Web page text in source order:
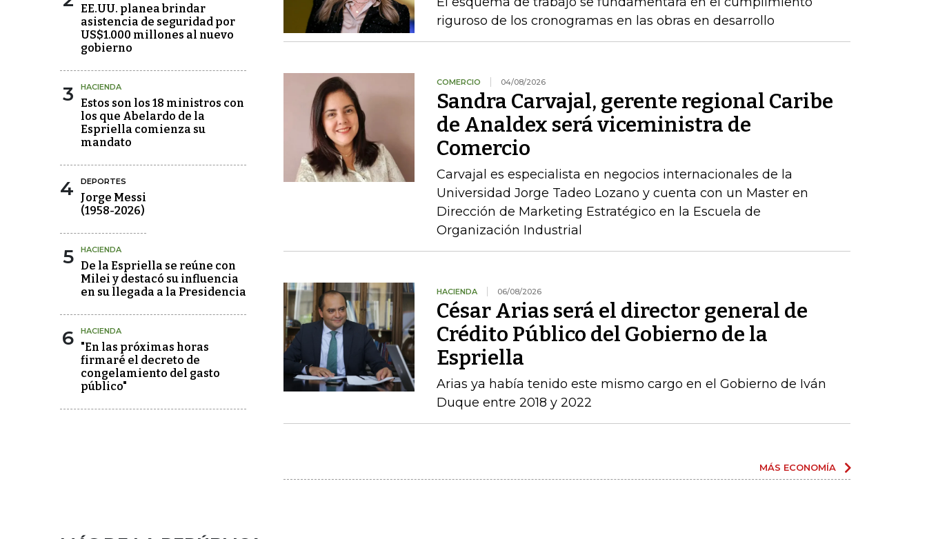
EE.UU. planea brindar
asistencia de seguridad por
US$1.000 millones al nuevo
gobierno
3 HACIENDA
Estos son los 18 ministros con
los que Abelardo de la
Espriella comienza su
mandato
4 DEPORTES
Jorge Messi
(1958-2026)
5 HACIENDA
De la Espriella se reúne con
Milei y destacó su influencia
en su llegada a la Presidencia
6 HACIENDA
"En las próximas horas
firmaré el decreto de
congelamiento del gasto
público"
riguroso de los cronogramas en las obras en desarrollo
COMERCIO 04/08/2026
Sandra Carvajal, gerente regional Caribe
de Analdex será viceministra de
Comercio
Carvajal es especialista en negocios internacionales de la
Universidad Jorge Tadeo Lozano y cuenta con un Master en
Dirección de Marketing Estratégico en la Escuela de
Organización Industrial
HACIENDA 06/08/2026
César Arias será el director general de
Crédito Público del Gobierno de la
Espriella
Arias ya había tenido este mismo cargo en el Gobierno de Iván
Duque entre 2018 y 2022
MÁS ECONOMÍA